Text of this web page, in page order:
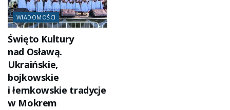
WIADOMOŚCI
Święto Kultury
nad Osławą.
Ukraińskie,
bojkowskie
i łemkowskie tradycje
w Mokrem